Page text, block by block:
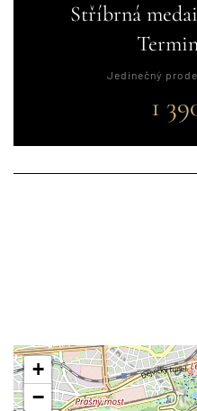
Stříbrná
Jedinečný
1
+
−